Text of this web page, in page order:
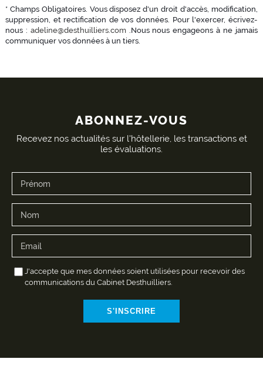
* Champs Obligatoires. Vous disposez d'un droit d'accès, modification,
suppression, et rectification de vos données. Pour l'exercer, écrivez-
nous : adeline@desthuilliers.com.Nous nous engageons à ne jamais
communiquer vos données à un tiers.
ABONNEZ-VOUS
Recevez nos actualités sur l'hôtellerie, les transactions et
les évaluations.
J'accepte que mes données soient utilisées pour recevoir des
communications du Cabinet Desthuilliers.
S'INSCRIRE